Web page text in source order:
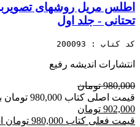
اطلس مریل روشهای
تحتانی - جلد اول
کد کتاب : 200093
انتشارات اندیشه رفیع
980,000 تومان
قیمت اصلی کتاب 980,000 تومان بود
902,000 تومان
قیمت فعلی کتاب 980,000 تومان است